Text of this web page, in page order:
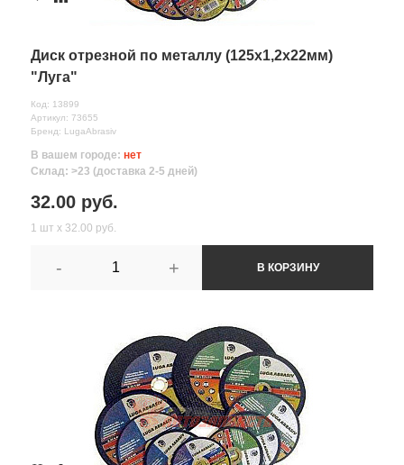
Диск отрезной по металлу (125х1,2х22мм)
"Луга"
Код: 13899
Артикул: 73655
Бренд: LugaAbrasiv
В вашем городе: нет
Склад: >23 (доставка 2-5 дней)
32.00 руб.
1 шт х 32.00 руб.
- + В КОРЗИНУ